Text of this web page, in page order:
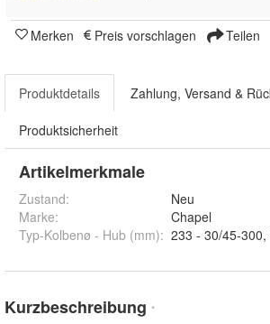
Merken Preis vorschlagen Teilen
Produktdetails Zahlung, Versand &
Produktsicherheit
Artikelmerkmale
Zustand:
Neu
Marke:
Chapel
Typ-Kolbenø - Hub (mm): 233 - 30/45-
Kurzbeschreibung *